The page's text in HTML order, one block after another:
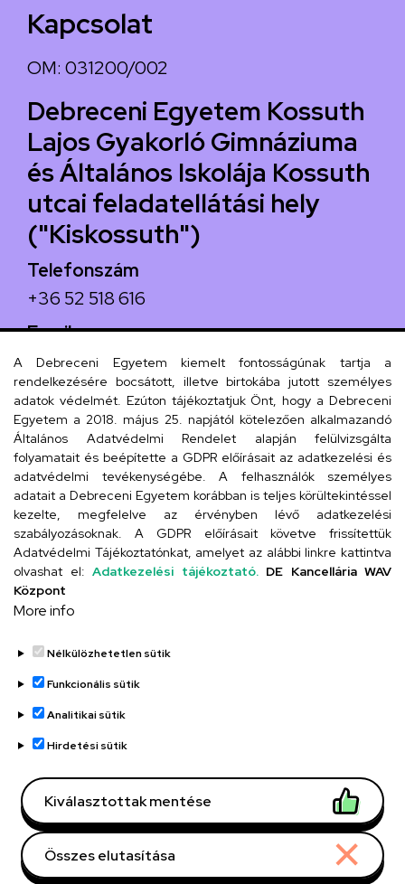
Kapcsolat
OM: 031200/002
Debreceni Egyetem Kossuth
Lajos Gyakorló Gimnáziuma
és Általános Iskolája Kossuth
utcai feladatellátási hely
("Kiskossuth")
Telefonszám
+36 52 518 616
Email
iskola@kossuth-alt.unideb.hu
Cím
4024 Debrecen, Kossuth utca 33.
Szervezeti telefonkönyv
UD telefonkönyv
Adatvédelem
Adatvédelem
Régi oldal
Technikai információk
Copyright © 2026 Unideb
A Debreceni Egyetem kiemelt fontosságúnak tartja a
rendelkezésére bocsátott, illetve birtokába jutott személyes
adatok védelmét. Ezúton tájékoztatjuk Önt, hogy a Debreceni
Egyetem a 2018. május 25. napjától kötelezően alkalmazandó
Általános Adatvédelmi Rendelet alapján felülvizsgálta
folyamatait és beépítette a GDPR előírásait az adatkezelési és
adatvédelmi tevékenységébe. A felhasználók személyes
adatait a Debreceni Egyetem korábban is teljes körültekintéssel
kezelte, megfelelve az érvényben lévő adatkezelési
szabályozásoknak. A GDPR előírásait követve frissítettük
Adatvédelmi Tájékoztatónkat, amelyet az alábbi linkre kattintva
olvashat el: Adatkezelési tájékoztató. DE Kancellária WAV
Központ
More info
Nélkülözhetetlen sütik
Funkcionális sütik
Analitikai sütik
Hirdetési sütik
Kiválasztottak mentése
Összes elutasítása